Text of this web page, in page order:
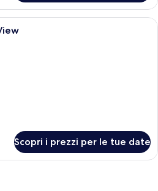
Camera d'albergo con due letti, un
Scopri i prezzi per le tue date